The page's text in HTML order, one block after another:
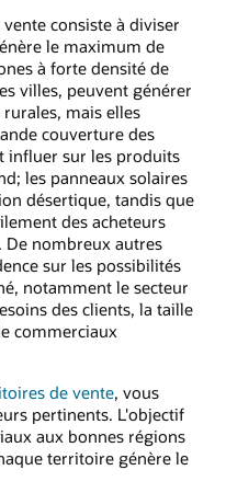
consiste à diviser
le maximum de
à forte densité de
villes, peuvent générer
mais elles
couverture des
influer sur les produits
les panneaux solaires
désertique, tandis que
des acheteurs
nombreux autres
sur les possibilités
notamment le secteur
des clients, la taille
commerciaux
de vente, vous
pertinents. L'objectif
aux bonnes régions
territoire génère le